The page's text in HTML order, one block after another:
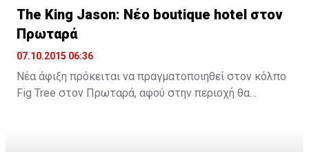
The King Jason: Νέο boutique hotel στον
Πρωταρά
07.10.2015 06:36
Νέα άφιξη πρόκειται να πραγματοποιηθεί στον κόλπο
Fig Tree στον Πρωταρά, αφού στην περιοχή θα